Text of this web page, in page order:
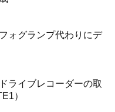
ォグランプ代わりにデ
ライブレコーダーの取
）